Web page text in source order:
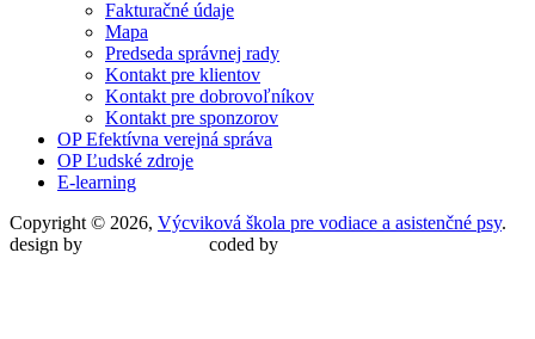
Fakturačné údaje
Mapa
Predseda správnej rady
Kontakt pre klientov
Kontakt pre dobrovoľníkov
Kontakt pre sponzorov
OP Efektívna verejná správa
OP Ľudské zdroje
E-learning
Copyright © 2026, Výcviková škola pre vodiace a asistenčné psy.
design by
coded by